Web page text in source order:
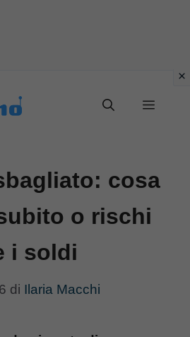
Menu
cosa
o rischi
i soldi
di Ilaria Macchi